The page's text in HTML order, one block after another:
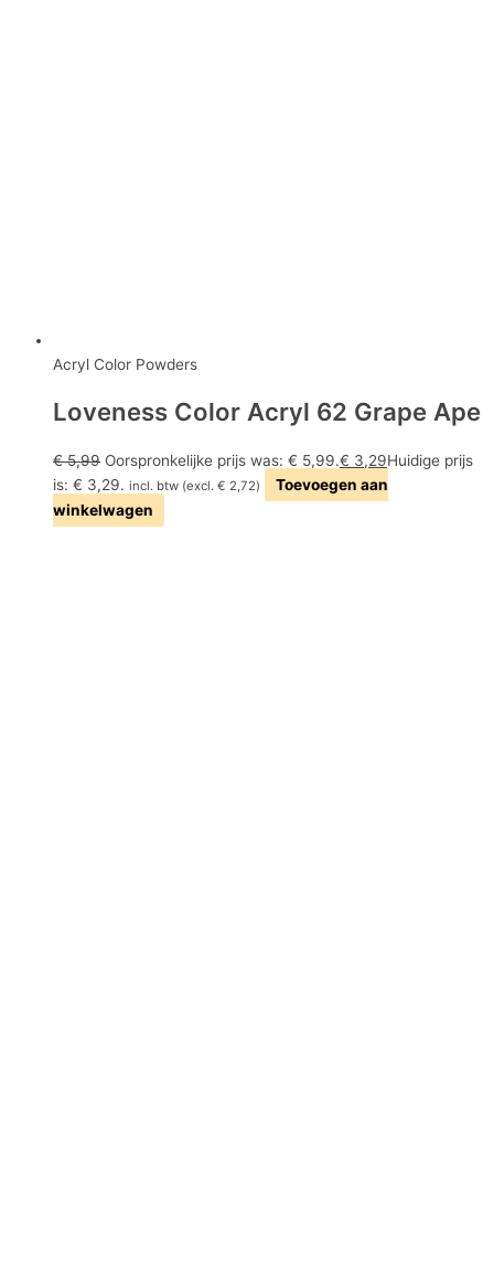
Acryl Color Powders
Loveness Color Acryl 62 Grape Ape
€5,99 Oorspronkelijke prijs was: € 5,99.€ 3,29Huidige prijs
is: € 3,29. incl. btw (excl. € 2,72)
Toevoegen aan
winkelwagen